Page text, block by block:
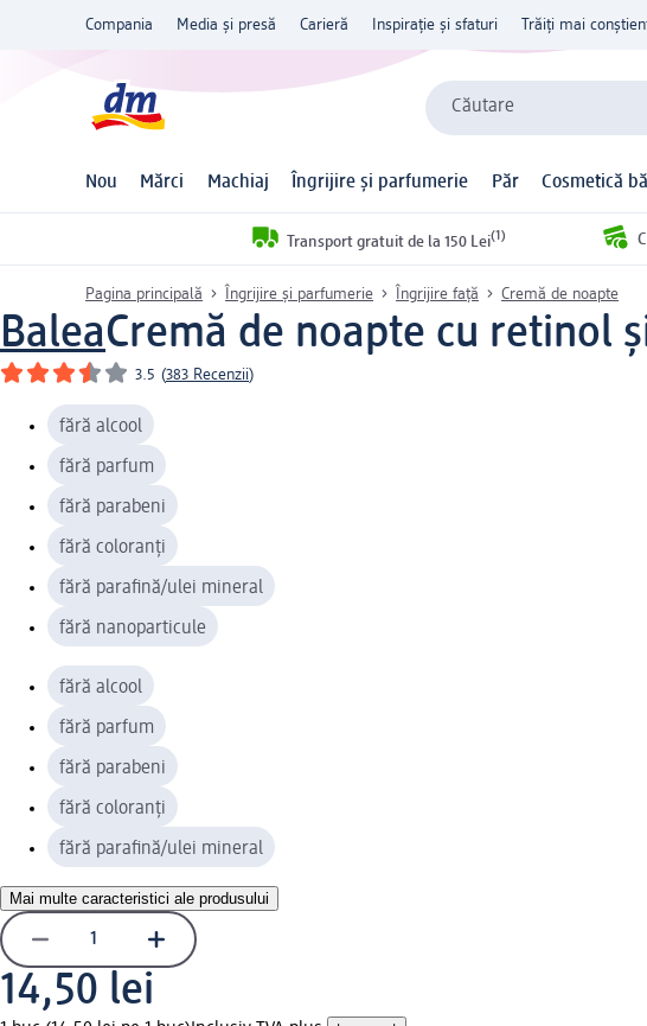
Compania Media și presă Carieră Inspirație și sfaturi Trăiți mai
Căutare
Nou Mărci Machiaj Îngrijire și parfumerie Păr Cosmetică
Transport gratuit de la 150 Lei(1)
Pagina principală Îngrijire și parfumerie Îngrijire față Cremă de noapte
BaleaCremă de noapte cu retinol
3.5 (383 Recenzii)
fără alcool
fără parfum
fără parabeni
fără coloranți
fără parafină/ulei mineral
fără nanoparticule
fără alcool
fără parfum
fără parabeni
fără coloranți
fără parafină/ulei mineral
Mai multe caracteristici ale produsului
14,50 lei